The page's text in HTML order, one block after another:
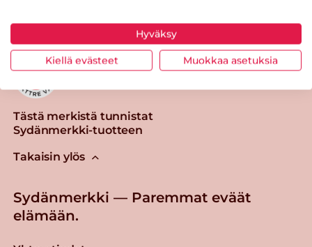
Tästä merkistä tunnistat
Sydänmerkki-tuotteen
Takaisin ylös
Sydänmerkki — Paremmat eväät
elämään.
Hyväksy
Kiellä evästeet Muokkaa asetuksia